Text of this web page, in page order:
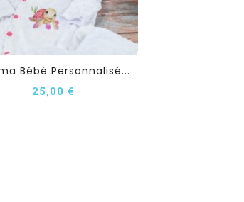
Bébé Personnalisé...
25,00 €